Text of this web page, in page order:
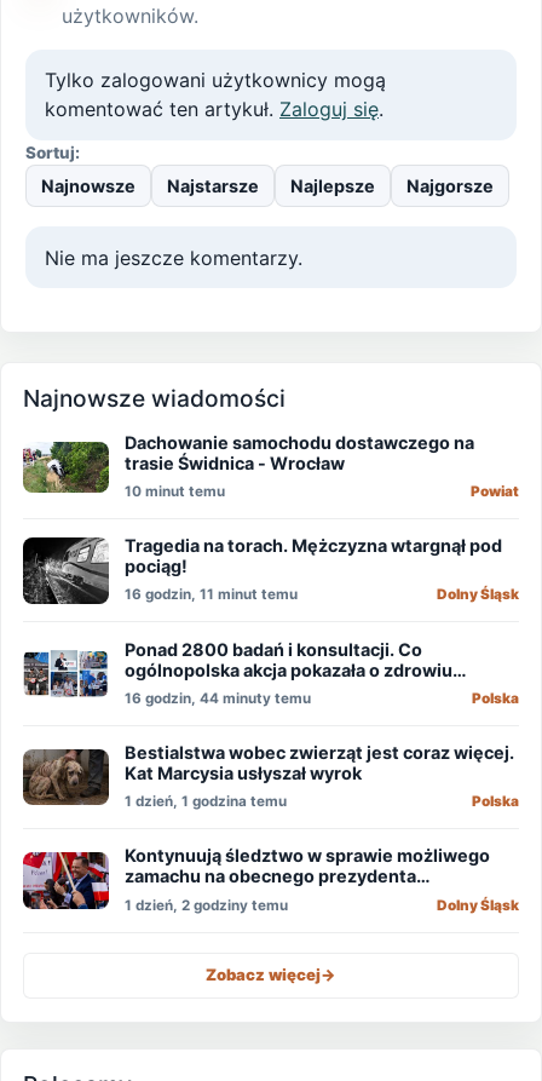
użytkowników.
Tylko zalogowani użytkownicy mogą
komentować ten artykuł. Zaloguj się.
Sortuj:
Najnowsze Najstarsze Najlepsze Najgorsze
Nie ma jeszcze komentarzy.
Najnowsze wiadomości
Dachowanie samochodu dostawczego na
trasie Świdnica - Wrocław
10 minut temu Powiat
Tragedia na torach. Mężczyzna wtargnął pod
pociąg!
16 godzin, 11 minut temu Dolny Śląsk
Ponad 2800 badań i konsultacji. Co
ogólnopolska akcja pokazała o zdrowiu
mężczyzn?
16 godzin, 44 minuty temu Polska
Bestialstwa wobec zwierząt jest coraz więcej.
Kat Marcysia usłyszał wyrok
1 dzień, 1 godzina temu Polska
Kontynuują śledztwo w sprawie możliwego
zamachu na obecnego prezydenta
Nawrockiego
1 dzień, 2 godziny temu Dolny Śląsk
Zobacz więcej->